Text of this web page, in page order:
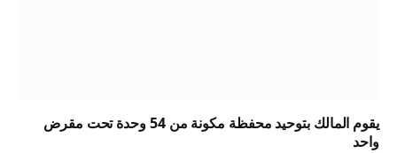
يقوم المالك بتوحيد محفظة مكونة من 54 وحدة تحت مقرض
واحد